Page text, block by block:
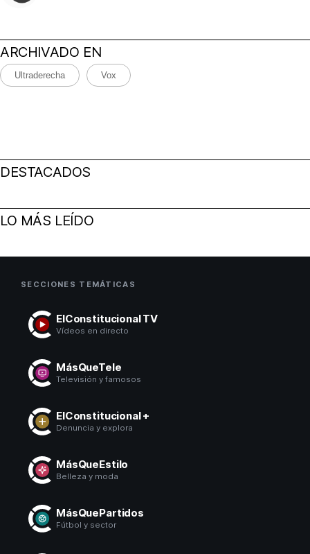
ARCHIVADO EN
Ultraderecha Vox
DESTACADOS
LO MÁS LEÍDO
SECCIONES TEMÁTICAS
ElConstitucional TV
Vídeos en directo
MásQueTele
Televisión y famosos
ElConstitucional +
Denuncia y explora
MásQueEstilo
Belleza y moda
MásQuePartidos
Fútbol y sector